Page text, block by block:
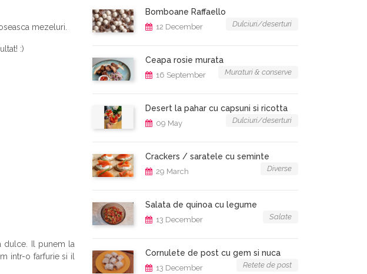
mezeluri.
:)
dulce. Il punem la
intr-o farfurie si il
Bomboane Raffaello
12 December Dulciuri/deserturi
Ceapa rosie murata
16 September Muraturi & conserve
Desert la pahar cu capsuni si ricotta
09 May Dulciuri/deserturi
Crackers / saratele cu seminte
29 March Diverse
Salata de quinoa cu legume
13 December Salate
Cornulete de post cu gem si nuca
13 December Retete de post